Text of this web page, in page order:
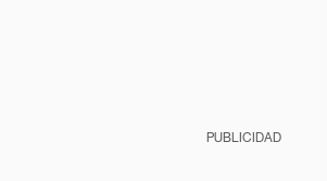
PUBLICIDAD